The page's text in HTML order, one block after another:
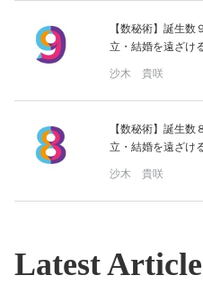
【数秘術】誕生
立・結婚を遠ざけ
沙木 貴咲
【数秘術】誕生
立・結婚を遠ざけ
沙木 貴咲
Latest Article